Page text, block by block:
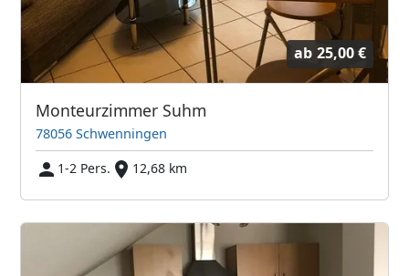
ab 25,00 €
Monteurzimmer Suhm
78056 Schwenningen
1-2 Pers.
12,68 km